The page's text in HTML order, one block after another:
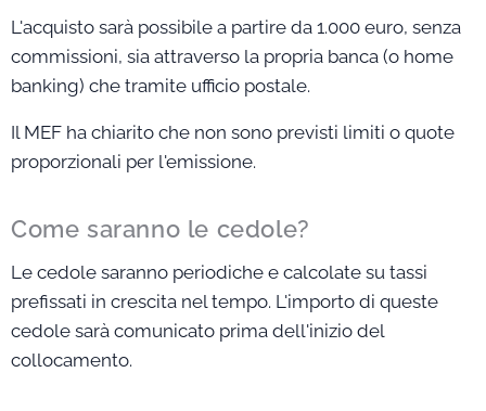
L'acquisto sarà possibile a partire da 1.000 euro, senza
commissioni, sia attraverso la propria banca (o home
banking) che tramite ufficio postale.
Il MEF ha chiarito che non sono previsti limiti o quote
proporzionali per l'emissione.
Come saranno le cedole?
Le cedole saranno periodiche e calcolate su tassi
prefissati in crescita nel tempo. L'importo di queste
cedole sarà comunicato prima dell'inizio del
collocamento.